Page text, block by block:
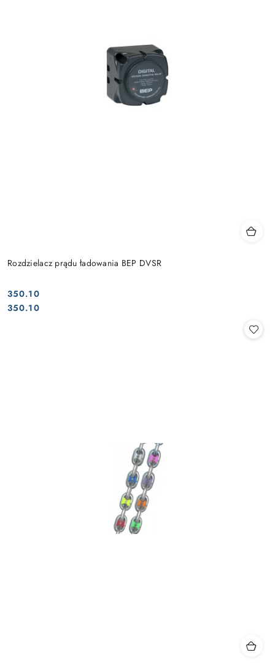
Rozdzielacz prądu ładowania BEP DVSR
Cena:
350.10
Cena:
350.10